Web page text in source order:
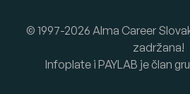
© 1997-2026 Alma Career
zadržana!
Infoplate i PAYLAB je član